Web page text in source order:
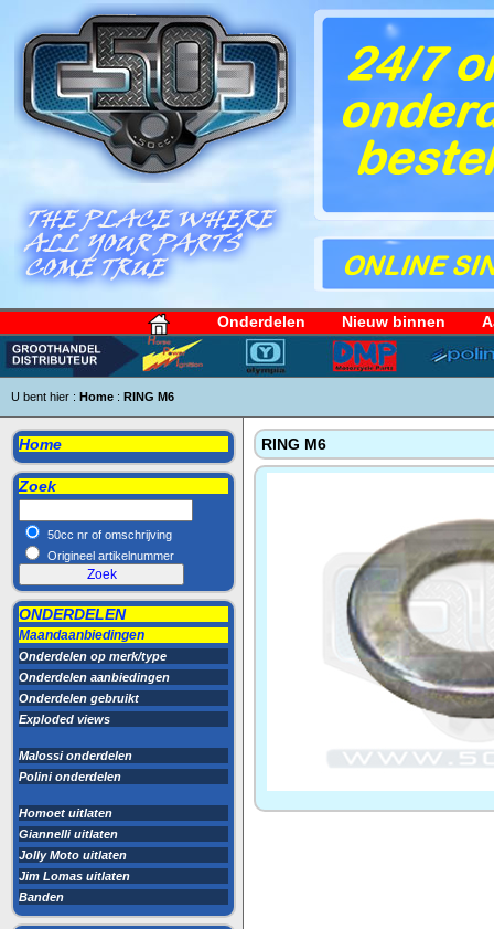
Onderdelen Nieuw binnen
U bent hier : Home : RING M6
Home
Zoek
50cc nr of omschrijving
Origineel artikelnummer
ONDERDELEN
Maandaanbiedingen
Onderdelen op merk/type
Onderdelen aanbiedingen
Onderdelen gebruikt
Exploded views
Malossi onderdelen
Polini onderdelen
Homoet uitlaten
Giannelli uitlaten
Jolly Moto uitlaten
Jim Lomas uitlaten
Banden
RING M6